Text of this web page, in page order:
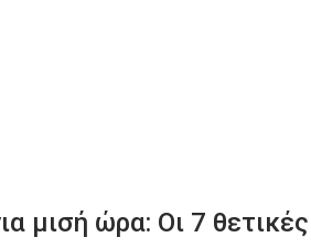
μισή ώρα: Οι 7